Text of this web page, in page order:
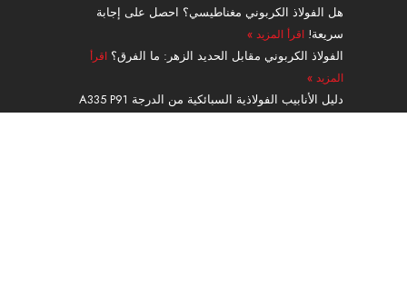
هل الفولاذ الكربوني مغناطيسي؟ احصل على إجابة
سريعة! اقرأ المزيد »
الفولاذ الكربوني مقابل الحديد الزهر: ما الفرق؟ اقرأ
المزيد »
دليل الأنابيب الفولاذية السبائكية من الدرجة A335 P91